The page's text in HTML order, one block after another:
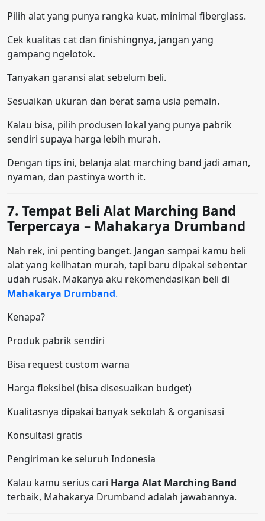
Pilih alat yang punya rangka kuat, minimal fiberglass.
Cek kualitas cat dan finishingnya, jangan yang
gampang ngelotok.
Tanyakan garansi alat sebelum beli.
Sesuaikan ukuran dan berat sama usia pemain.
Kalau bisa, pilih produsen lokal yang punya pabrik
sendiri supaya harga lebih murah.
Dengan tips ini, belanja alat marching band jadi aman,
nyaman, dan pastinya worth it.
7. Tempat Beli Alat Marching Band
Terpercaya – Mahakarya Drumband
Nah rek, ini penting banget. Jangan sampai kamu beli
alat yang kelihatan murah, tapi baru dipakai sebentar
udah rusak. Makanya aku rekomendasikan beli di
Mahakarya Drumband.
Kenapa?
Produk pabrik sendiri
Bisa request custom warna
Harga fleksibel (bisa disesuaikan budget)
Kualitasnya dipakai banyak sekolah & organisasi
Konsultasi gratis
Pengiriman ke seluruh Indonesia
Kalau kamu serius cari Harga Alat Marching Band
terbaik, Mahakarya Drumband adalah jawabannya.